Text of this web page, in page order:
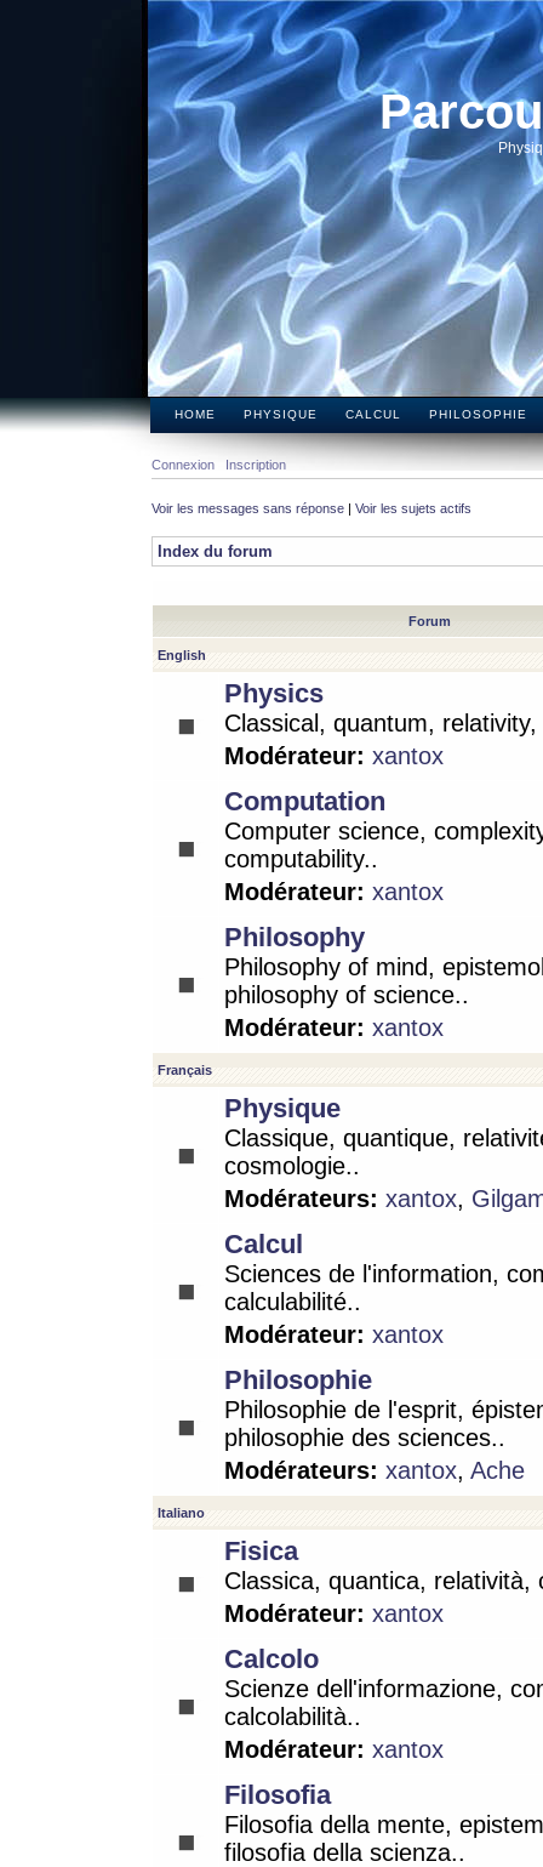
HOME PHYSIQUE CALCUL PHILOSOPHIE
Connexion Inscription
Voir les messages sans réponse | Voir les sujets actifs
Index du forum
Forum
English
Physics
Classical, quantum,
Modérateur: xantox
Computation
Computer science,
computability..
Modérateur: xantox
Philosophy
Philosophy of mind,
philosophy of science..
Modérateur: xantox
Français
Physique
Classique, quantique,
cosmologie..
Modérateurs: xantox,
Calcul
Sciences de l'information,
calculabilité..
Modérateur: xantox
Philosophie
Philosophie de l'esprit,
philosophie des sciences..
Modérateurs: xantox, Ache
Italiano
Fisica
Classica, quantica, relatività,
Modérateur: xantox
Calcolo
Scienze dell'informazione,
calcolabilità..
Modérateur: xantox
Filosofia
Filosofia della mente,
filosofia della scienza..